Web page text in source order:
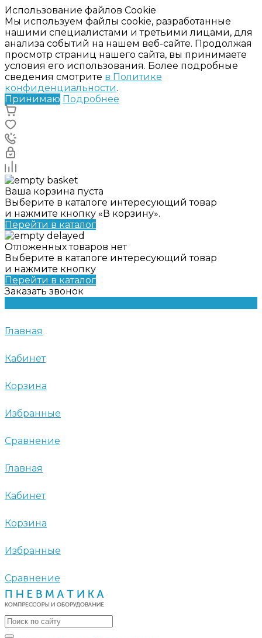
Использование файлов Cookie
Мы используем файлы cookie, разработанные
нашими специалистами и третьими лицами, для
анализа событий на нашем веб-сайте. Продолжая
просмотр страниц нашего сайта, вы принимаете
условия его использования. Более подробные
сведения смотрите в Политике
конфиденциальности.
Принимаю Подробнее
Ваша корзина пуста
Выберите в каталоге интересующий товар
и нажмите кнопку «В корзину».
Перейти в каталог
Отложенных товаров нет
Выберите в каталоге интересующий товар
и нажмите кнопку
Перейти в каталог
Заказать звонок
Главная
Кабинет
Корзина
Избранные
Сравнение
Главная
Кабинет
Корзина
Избранные
Сравнение